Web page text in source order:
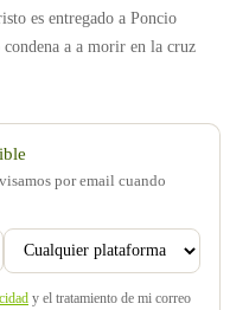
es entregado a Poncio
a a morir en la cruz
por email cuando
y el tratamiento de mi correo